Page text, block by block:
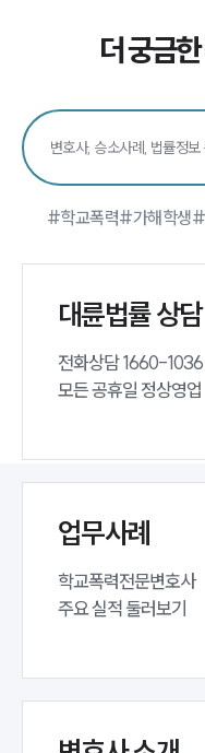
더 궁금
#학교폭력#가해학생
대륜법률 상담
전화상담 1660-1036
모든 공휴일 정상영업
업무사례
학교폭력전문변호사
주요 실적 둘러보기